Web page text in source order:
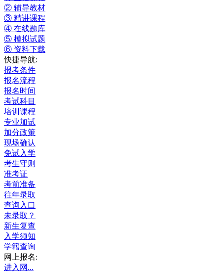
② 辅导教材
③ 精讲课程
④ 在线题库
⑤ 模拟试题
⑥ 资料下载
快捷导航:
报考条件
报名流程
报名时间
考试科目
培训课程
专业加试
加分政策
现场确认
免试入学
考生守则
准考证
考前准备
往年录取
查询入口
未录取？
新生复查
入学须知
学籍查询
网上报名:
进入网...